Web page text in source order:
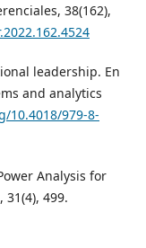
38(162),
leadership. En
and analytics
10.4018/979-8-
Analysis for
499.